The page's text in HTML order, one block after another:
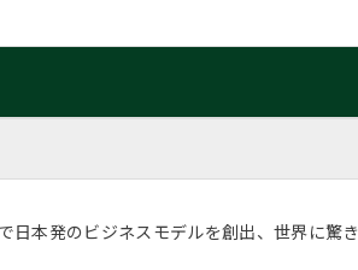
日本発のビジネスモデルを創出、世界に驚